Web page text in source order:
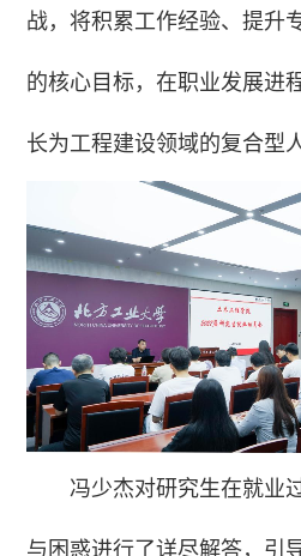
战，将积累工作经验、提升
的核心目标，在职业发展进
长为工程建设领域的复合型
冯少杰对研究生在就业
与困惑进行了详尽解答，引